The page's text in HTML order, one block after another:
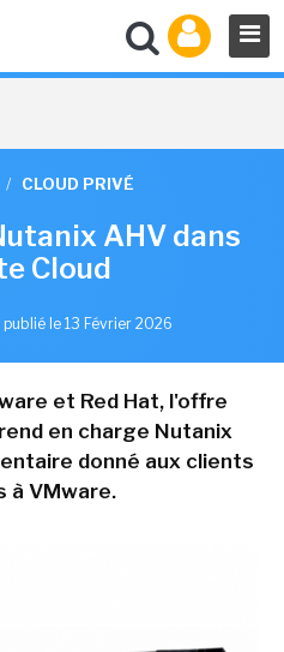
/ CLOUD PRIVÉ
AHV dans
Cloud
publié le 13 Février 2026
et Red Hat, l'offre
en charge Nutanix
donné aux clients
à VMware.